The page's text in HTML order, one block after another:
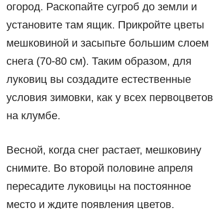
огород. Раскопайте сугроб до земли и
установите там ящик. Прикройте цветы
мешковиной и засыпьте большим слоем
снега (70-80 см). Таким образом, для
луковиц вы создадите естественные
условия зимовки, как у всех первоцветов
на клумбе.
Весной, когда снег растает, мешковину
снимите. Во второй половине апреля
пересадите луковицы на постоянное
место и ждите появления цветов.